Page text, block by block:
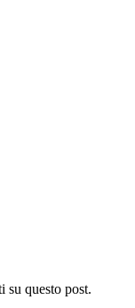
su questo post.